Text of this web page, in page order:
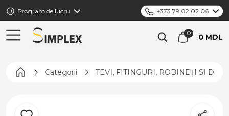
Program de lucru +373 79 02 02 06
0 MDL
Pagina principală
Categorii TEVI, FITINGURI, ROBINEȚI SI